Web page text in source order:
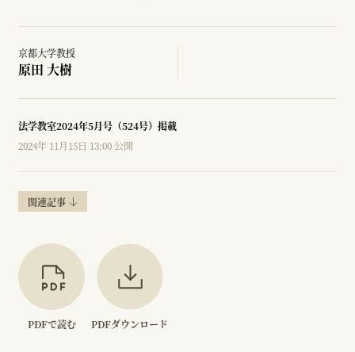
京都大学教授
原田 大樹
法学教室2024年5月号（524号）掲載
2024年 11月15日 13:00 公開
関連記事
PDFで読む PDFダウンロード